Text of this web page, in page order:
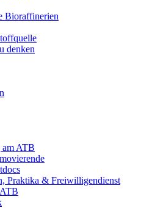
Bioraffinerien
denken
am ATB
Praktika & Freiwilligendienst